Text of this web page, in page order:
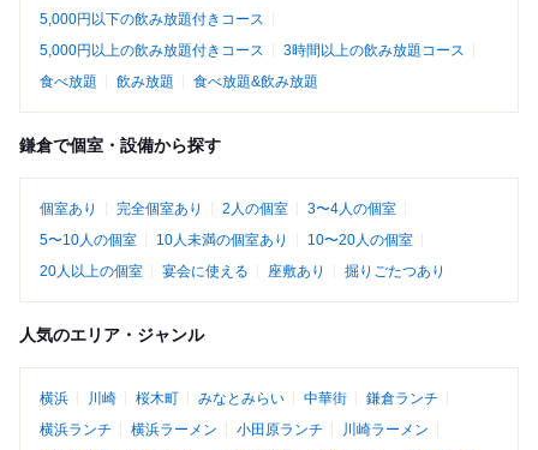
5,000円以下の飲み放題付きコース
5,000円以上の飲み放題付きコース
3時間以上の飲み放題コース
食べ放題
飲み放題 食べ放題&飲み放題
鎌倉で個室・設備から探す
個室あり 完全個室あり 2人の個室
3〜4人の個室
5〜10人の個室
10人未満の個室あり
10〜20人の個室
20人以上の個室
宴会に使える 座敷あり 掘りごたつあり
人気のエリア・ジャンル
横浜 川崎 桜木町 みなとみらい 中華街
鎌倉ランチ
横浜ランチ
横浜ラーメン 小田原ランチ
川崎ラーメン